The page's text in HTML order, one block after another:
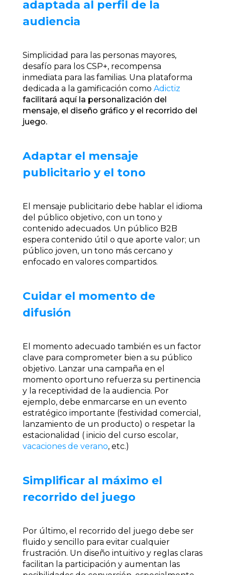
adaptada al perfil de la
audiencia
Simplicidad para las personas mayores,
desafío para los CSP+, recompensa
inmediata para las familias. Una plataforma
dedicada a la gamificación como Adictiz
facilitará aquí la personalización del
mensaje, el diseño gráfico y el recorrido del
juego.
Adaptar el mensaje
publicitario y el tono
El mensaje publicitario debe hablar el idioma
del público objetivo, con un tono y
contenido adecuados. Un público B2B
espera contenido útil o que aporte valor; un
público joven, un tono más cercano y
enfocado en valores compartidos.
Cuidar el momento de
difusión
El momento adecuado también es un factor
clave para comprometer bien a su público
objetivo. Lanzar una campaña en el
momento oportuno refuerza su pertinencia
y la receptividad de la audiencia. Por
ejemplo, debe enmarcarse en un evento
estratégico importante (festividad comercial,
lanzamiento de un producto) o respetar la
estacionalidad ( inicio del curso escolar,
vacaciones de verano, etc.)
Simplificar al máximo el
recorrido del juego
Por último, el recorrido del juego debe ser
fluido y sencillo para evitar cualquier
frustración. Un diseño intuitivo y reglas claras
facilitan la participación y aumentan las